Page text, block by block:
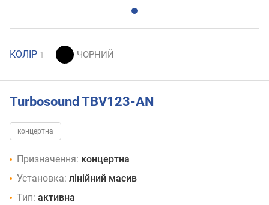
КОЛІР 1
Turbosound TBV123-AN
концертна
Призначення: концертна
Установка: лінійний масив
Тип: активна